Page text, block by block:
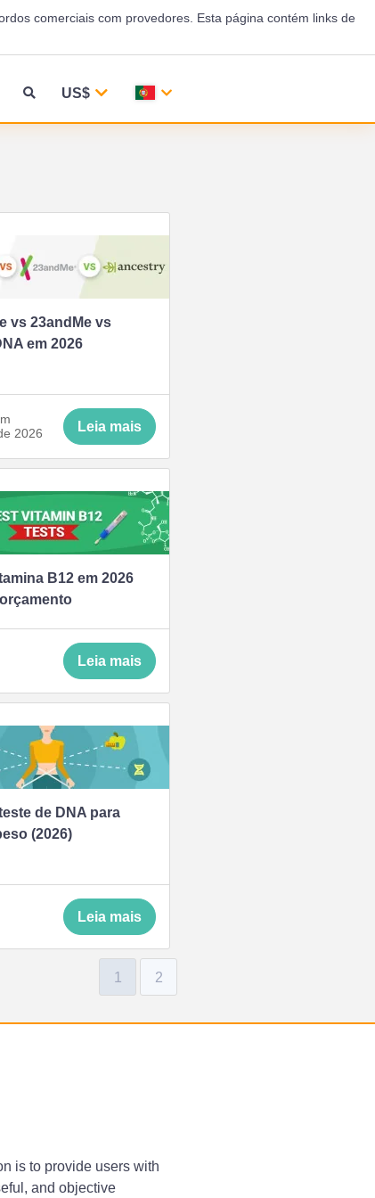
comerciais com provedores. Esta página contém links de
US$
vs 23andMe vs
em 2026
2026
Leia mais
B12 em 2026
Leia mais
de DNA para
(2026)
Leia mais
1 2
is to provide users with
and objective